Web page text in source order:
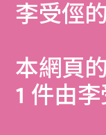
李受俓
本網頁的
1 件由